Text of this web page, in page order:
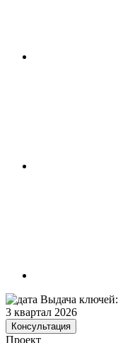
Выдача ключей:
3 квартал 2026
Консультация
Проект